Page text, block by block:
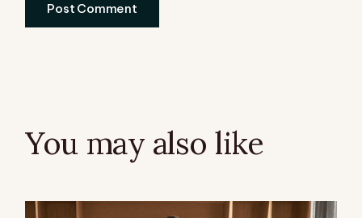
Post Comment
You may also like